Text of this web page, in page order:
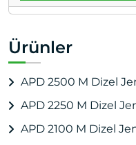
Ürünler
APD 2500 M Dizel
APD 2250 M Dizel
APD 2100 M Dizel